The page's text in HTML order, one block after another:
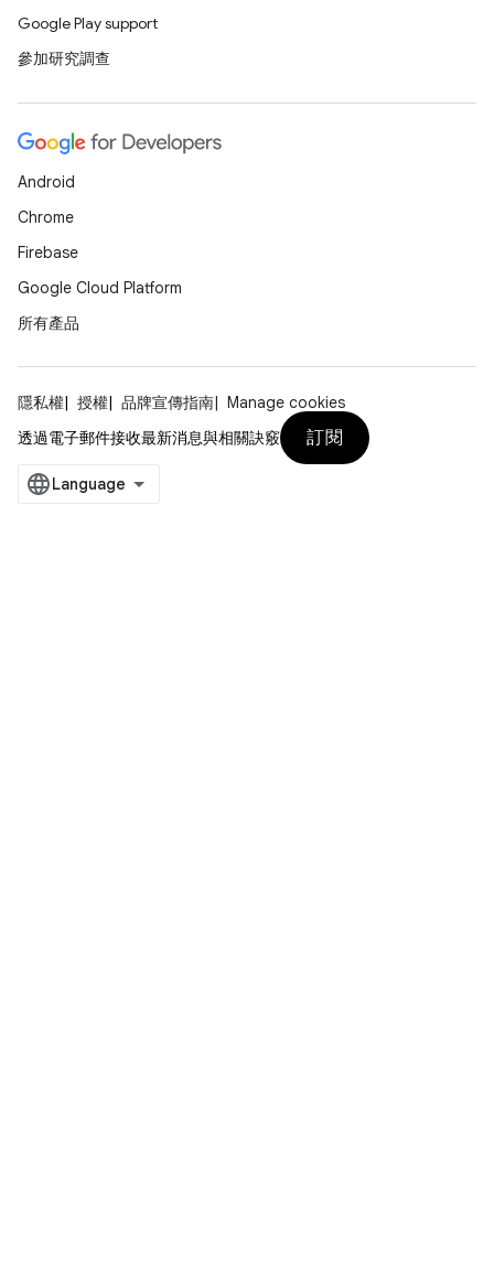
Google Play support
參加研究調查
Android
Chrome
Firebase
Google Cloud Platform
所有產品
隱私權 授權 品牌宣傳指南
Manage cookies
透過電子郵件接收最新消息與相關訣竅
訂閱